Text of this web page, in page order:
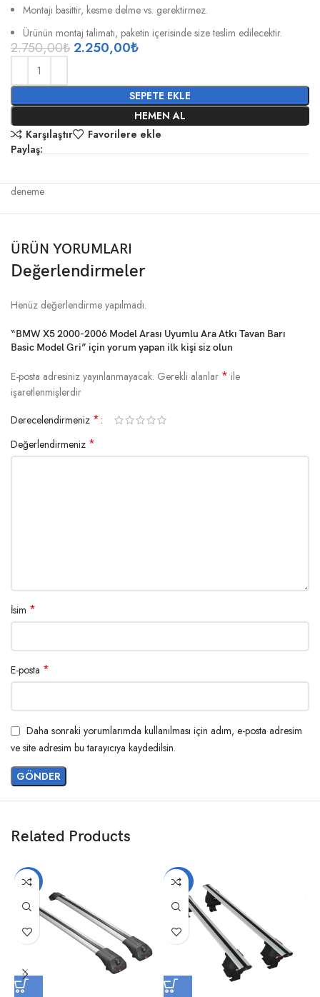
Montajı basittir, kesme delme vs. gerektirmez.
Ürünün montaj talimatı, paketin içerisinde size teslim edilecektir.
2.750,00₺2.250,00₺
SEPETE EKLE
HEMEN AL
Karşılaştır
Favorilere ekle
Paylaş:
deneme
ÜRÜN YORUMLARI
Değerlendirmeler
Henüz değerlendirme yapılmadı.
“BMW X5 2000-2006 Model Arası Uyumlu Ara Atkı Tavan Barı
Basic Model Gri” için yorum yapan ilk kişi siz olun
E-posta adresiniz yayınlanmayacak. Gerekli alanlar * ile
işaretlenmişlerdir
Derecelendirmeniz *
Değerlendirmeniz *
İsim *
E-posta *
Daha sonraki yorumlarımda kullanılması için adım, e-posta adresim
ve site adresim bu tarayıcıya kaydedilsin.
Related Products
-17% -20%